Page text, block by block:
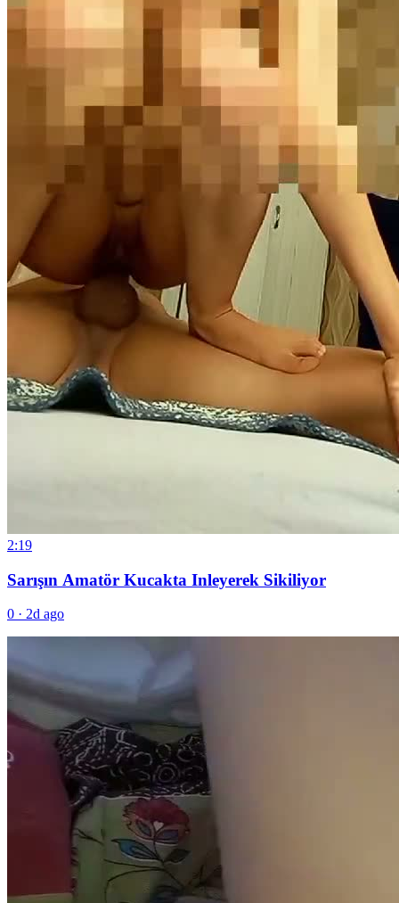
2:19
Sarışın Amatör Kucakta Inleyerek Sikiliyor
0 · 2d ago